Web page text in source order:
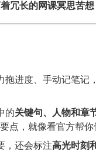
冗长的网课冥思苦
拖进度、手动记笔记
的关键句、人物和章
点，就像看官方帮你
，还会标注高光时刻